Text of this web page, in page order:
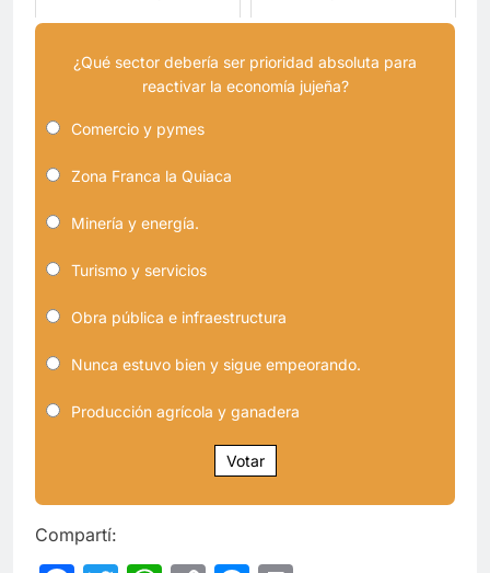
¿Qué sector debería ser prioridad absoluta para
reactivar la economía jujeña?
Comercio y pymes
Zona Franca la Quiaca
Minería y energía.
Turismo y servicios
Obra pública e infraestructura
Nunca estuvo bien y sigue empeorando.
Producción agrícola y ganadera
Votar
Compartí: